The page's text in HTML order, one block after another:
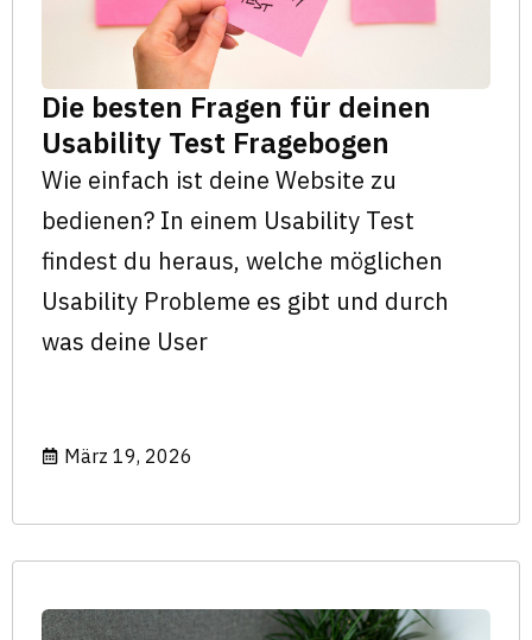
Die besten Fragen für deinen
Usability Test Fragebogen
Wie einfach ist deine Website zu
bedienen? In einem Usability Test
findest du heraus, welche möglichen
Usability Probleme es gibt und durch
was deine User
März 19, 2026